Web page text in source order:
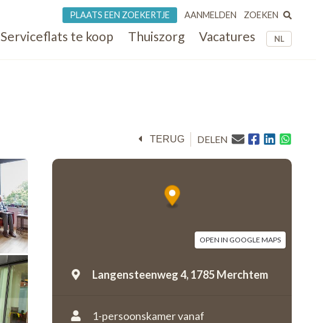
NL
Serviceflats te koop Thuiszorg Vacatures
PLAATS EEN ZOEKERTJE AANMELDEN ZOEKEN
TERUG DELEN
OPEN IN GOOGLE MAPS
Langensteenweg 4,1785 Merchtem
1-persoonskamer vanaf